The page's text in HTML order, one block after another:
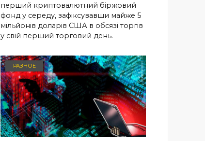
перший криптовалютний біржовий
фонд у середу, зафіксувавши майже 5
мільйонів доларів США в обсязі торгів
у свій перший торговий день.
РАЗНОЕ